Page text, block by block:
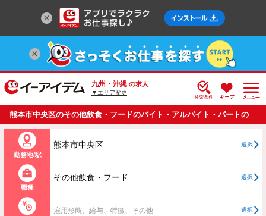
九州・沖縄 の求人
▼エリア変更
熊本市中央区のその他飲食・フードのバイト・アルバイト・パートの
求人情報一覧
勤務地/駅
熊本市中央区 選択
職種
その他飲食・フード 選択
雇用形態、給与、特徴、その他 選択